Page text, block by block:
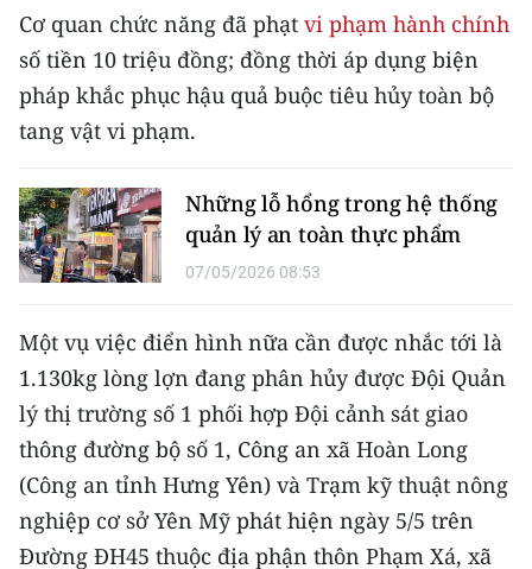
TIN MỚI
TIN ĐỊA PHƯƠNG
Đồng bằng sông Hồng
Bắc Trung Bộ
Duyên hải Nam Trung Bộ và Tây
Nguyên
Đông Nam Bộ
Đồng bằng sông Cửu Long
Chuyên trang Hà Nội
Cơ quan chức năng đã phạt vi phạm hành chính
số tiền 10 triệu đồng; đồng thời áp dụng biện
pháp khắc phục hậu quả buộc tiêu hủy toàn bộ
tang vật vi phạm.
Những lỗ hổng trong hệ thống
quản lý an toàn thực phẩm
07/05/2026 08:53
Một vụ việc điển hình nữa cần được nhắc tới là
1.130kg lòng lợn đang phân hủy được Đội Quản
lý thị trường số 1 phối hợp Đội cảnh sát giao
thông đường bộ số 1, Công an xã Hoàn Long
(Công an tỉnh Hưng Yên) và Trạm kỹ thuật nông
nghiệp cơ sở Yên Mỹ phát hiện ngày 5/5 trên
Đường ĐH45 thuộc địa phận thôn Phạm Xá, xã